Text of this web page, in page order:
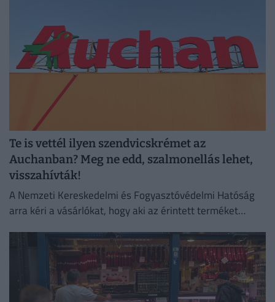
Te is vettél ilyen szendvicskrémet az
Auchanban? Meg ne edd, szalmonellás lehet,
visszahívták!
A Nemzeti Kereskedelmi és Fogyasztóvédelmi Hatóság
arra kéri a vásárlókat, hogy aki az érintett terméket